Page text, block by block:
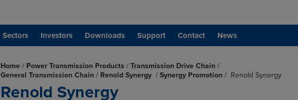
Sectors Investors Downloads Support Contact News
Home / Power Transmission Products / Transmission Drive Chain /
General Transmission Chain / Renold Synergy / Synergy Promotion / Renold Synergy
Renold Synergy